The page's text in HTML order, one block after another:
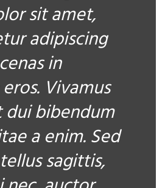
sit amet,
adipiscing
in
Vivamus
dui bibendum
a enim. Sed
sagittis,